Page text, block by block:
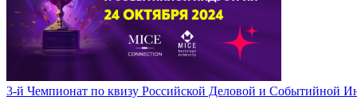
3-й Чемпионат по квизу Российской Деловой и Событийной